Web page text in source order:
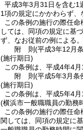
平成3年3月31日を含む1
1項の規定にかかわらず、
この条例の施行の際任
しては、同項の規定に基
ず、なお従前の例による。
附 則(平成3年12月
(施行期日)
この条例は、平成4年4月
附 則(平成5年3月条
(施行期日)
この条例は、平成5年4月
(横浜市一般職職員の勤務
この条例の施行の際任
関しては、同項の規定に